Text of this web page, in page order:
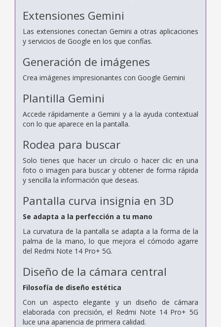
Extensiones Gemini
Las extensiones conectan Gemini a otras aplicaciones
y servicios de Google en los que confías.
Generación de imágenes
Crea imágenes impresionantes con Google Gemini
Plantilla Gemini
Accede rápidamente a Gemini y a la ayuda contextual
con lo que aparece en la pantalla.
Rodea para buscar
Solo tienes que hacer un círculo o hacer clic en una
foto o imagen para buscar y obtener de forma rápida
y sencilla la información que deseas.
Pantalla curva insignia en 3D
Se adapta a la perfección a tu mano
La curvatura de la pantalla se adapta a la forma de la
palma de la mano, lo que mejora el cómodo agarre
del Redmi Note 14 Pro+ 5G.
Diseño de la cámara central
Filosofía de diseño estética
Con un aspecto elegante y un diseño de cámara
elaborada con precisión, el Redmi Note 14 Pro+ 5G
luce una apariencia de primera calidad.